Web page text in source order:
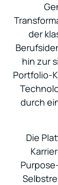
der
hin zur
Portfolio-
durch
Die